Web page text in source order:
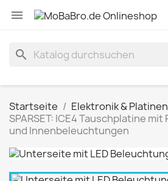

search
Startseite Elektronik & Platinen
SPARSET: ICE4 Tauschplatine
und Innenbeleuchtungen